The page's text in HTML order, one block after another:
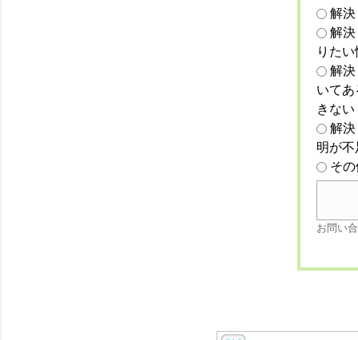
解
解
りた
解
いて
きない
解
明が
そ
お問い